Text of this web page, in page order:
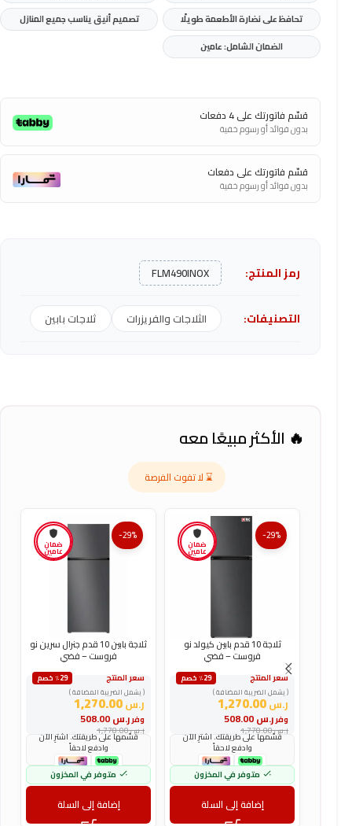
تحافظ على نضارة الأطعمة طويلًا
تصميم أنيق يناسب جميع المنازل
الضمان الشامل: عامين
قسّم فاتورتك على 4 دفعات
بدون فوائد أو رسوم خفية
قسّم فاتورتك على دفعات
بدون فوائد أو رسوم خفية
رمز المنتج: FLM490INOX
التصنيفات: الثلاجات والفريزرات ثلاجات بابين
🔥 الأكثر مبيعًا معه
⌛ لا تفوت الفرصة
ضمان
عامين
-29%
ثلاجة 10 قدم بابين كيولد نو
فروست – فضي
سعر المنتج
٪29 خصم
( يشمل الضريبة المضافة )
ر.س1,270.00
وفرر.س
ر.س1,778.00
قسّمها على طريقتك. اشترِ الآن
وادفع لاحقاً
متوفر في المخزون
إضافة إلى السلة
ضمان
عامين
-29%
ثلاجة بابين 10 قدم جنرال سرين نو
فروست – فضي
سعر المنتج
٪29 خصم
( يشمل الضريبة المضافة )
ر.س1,270.00
وفرر.س
ر.س1,778.00
قسّمها على طريقتك. اشترِ الآن
وادفع لاحقاً
متوفر في المخزون
إضافة إلى السلة